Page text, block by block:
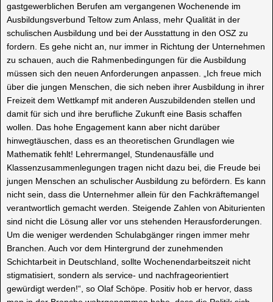
gastgewerblichen Berufen am vergangenen Wochenende im
Ausbildungsverbund Teltow zum Anlass, mehr Qualität in der
schulischen Ausbildung und bei der Ausstattung in den OSZ zu
fordern. Es gehe nicht an, nur immer in Richtung der Unternehmen
zu schauen, auch die Rahmenbedingungen für die Ausbildung
müssen sich den neuen Anforderungen anpassen. „Ich freue mich
über die jungen Menschen, die sich neben ihrer Ausbildung in ihrer
Freizeit dem Wettkampf mit anderen Auszubildenden stellen und
damit für sich und ihre berufliche Zukunft eine Basis schaffen
wollen. Das hohe Engagement kann aber nicht darüber
hinwegtäuschen, dass es an theoretischen Grundlagen wie
Mathematik fehlt! Lehrermangel, Stundenausfälle und
Klassenzusammenlegungen tragen nicht dazu bei, die Freude bei
jungen Menschen an schulischer Ausbildung zu befördern. Es kann
nicht sein, dass die Unternehmer allein für den Fachkräftemangel
verantwortlich gemacht werden. Steigende Zahlen von Abiturienten
sind nicht die Lösung aller vor uns stehenden Herausforderungen.
Um die weniger werdenden Schulabgänger ringen immer mehr
Branchen. Auch vor dem Hintergrund der zunehmenden
Schichtarbeit in Deutschland, sollte Wochenendarbeitszeit nicht
stigmatisiert, sondern als service- und nachfrageorientiert
gewürdigt werden!“, so Olaf Schöpe. Positiv hob er hervor, dass